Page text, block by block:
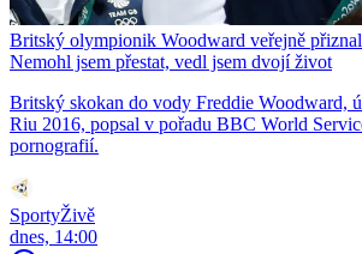
Britský olympionik Woodward veřejně
Nemohl jsem přestat, vedl jsem dvojí život
Britský skokan do vody Freddie Woodward,
Riu 2016, popsal v pořadu BBC World
pornografií.
SportyŽivě
dnes, 14:00